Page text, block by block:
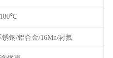
锈钢/铝合金/16Mn/衬氟